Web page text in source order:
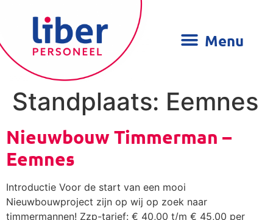
Standplaats: Eemnes
Nieuwbouw Timmerman –
Eemnes
Introductie Voor de start van een mooi
Nieuwbouwproject zijn op wij op zoek naar
timmermannen! Zzp-tarief: € 40,00 t/m € 45,00 per